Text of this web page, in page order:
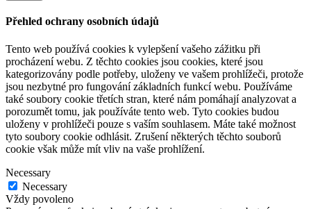
Přehled ochrany osobních údajů
Tento web používá cookies k vylepšení vašeho zážitku při
procházení webu. Z těchto cookies jsou cookies, které jsou
kategorizovány podle potřeby, uloženy ve vašem prohlížeči, protože
jsou nezbytné pro fungování základních funkcí webu. Používáme
také soubory cookie třetích stran, které nám pomáhají analyzovat a
porozumět tomu, jak používáte tento web. Tyto cookies budou
uloženy v prohlížeči pouze s vaším souhlasem. Máte také možnost
tyto soubory cookie odhlásit. Zrušení některých těchto souborů
cookie však může mít vliv na vaše prohlížení.
Necessary
Necessary
Vždy povoleno